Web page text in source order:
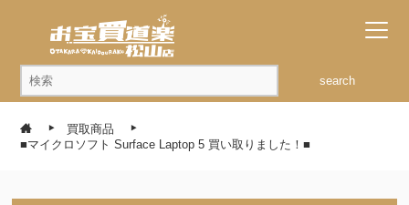
search
買取商品
■マイクロソフト Surface Laptop 5 買い取りました！■